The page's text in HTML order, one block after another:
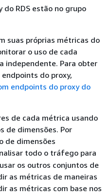
RDS estão no grupo
suas próprias métricas do
o uso de cada
independente. Para obter
do proxy,
endpoints do proxy do
de cada métrica usando
de dimensões. Por
de dimensões
todo o tráfego para
os outros conjuntos de
as métricas de maneiras
as métricas com base nos